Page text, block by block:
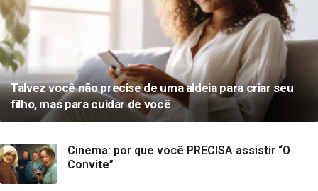
Talvez você não precise de uma aldeia para criar seu
filho, mas para cuidar de você
Cinema: por que você PRECISA assistir “O
Convite”